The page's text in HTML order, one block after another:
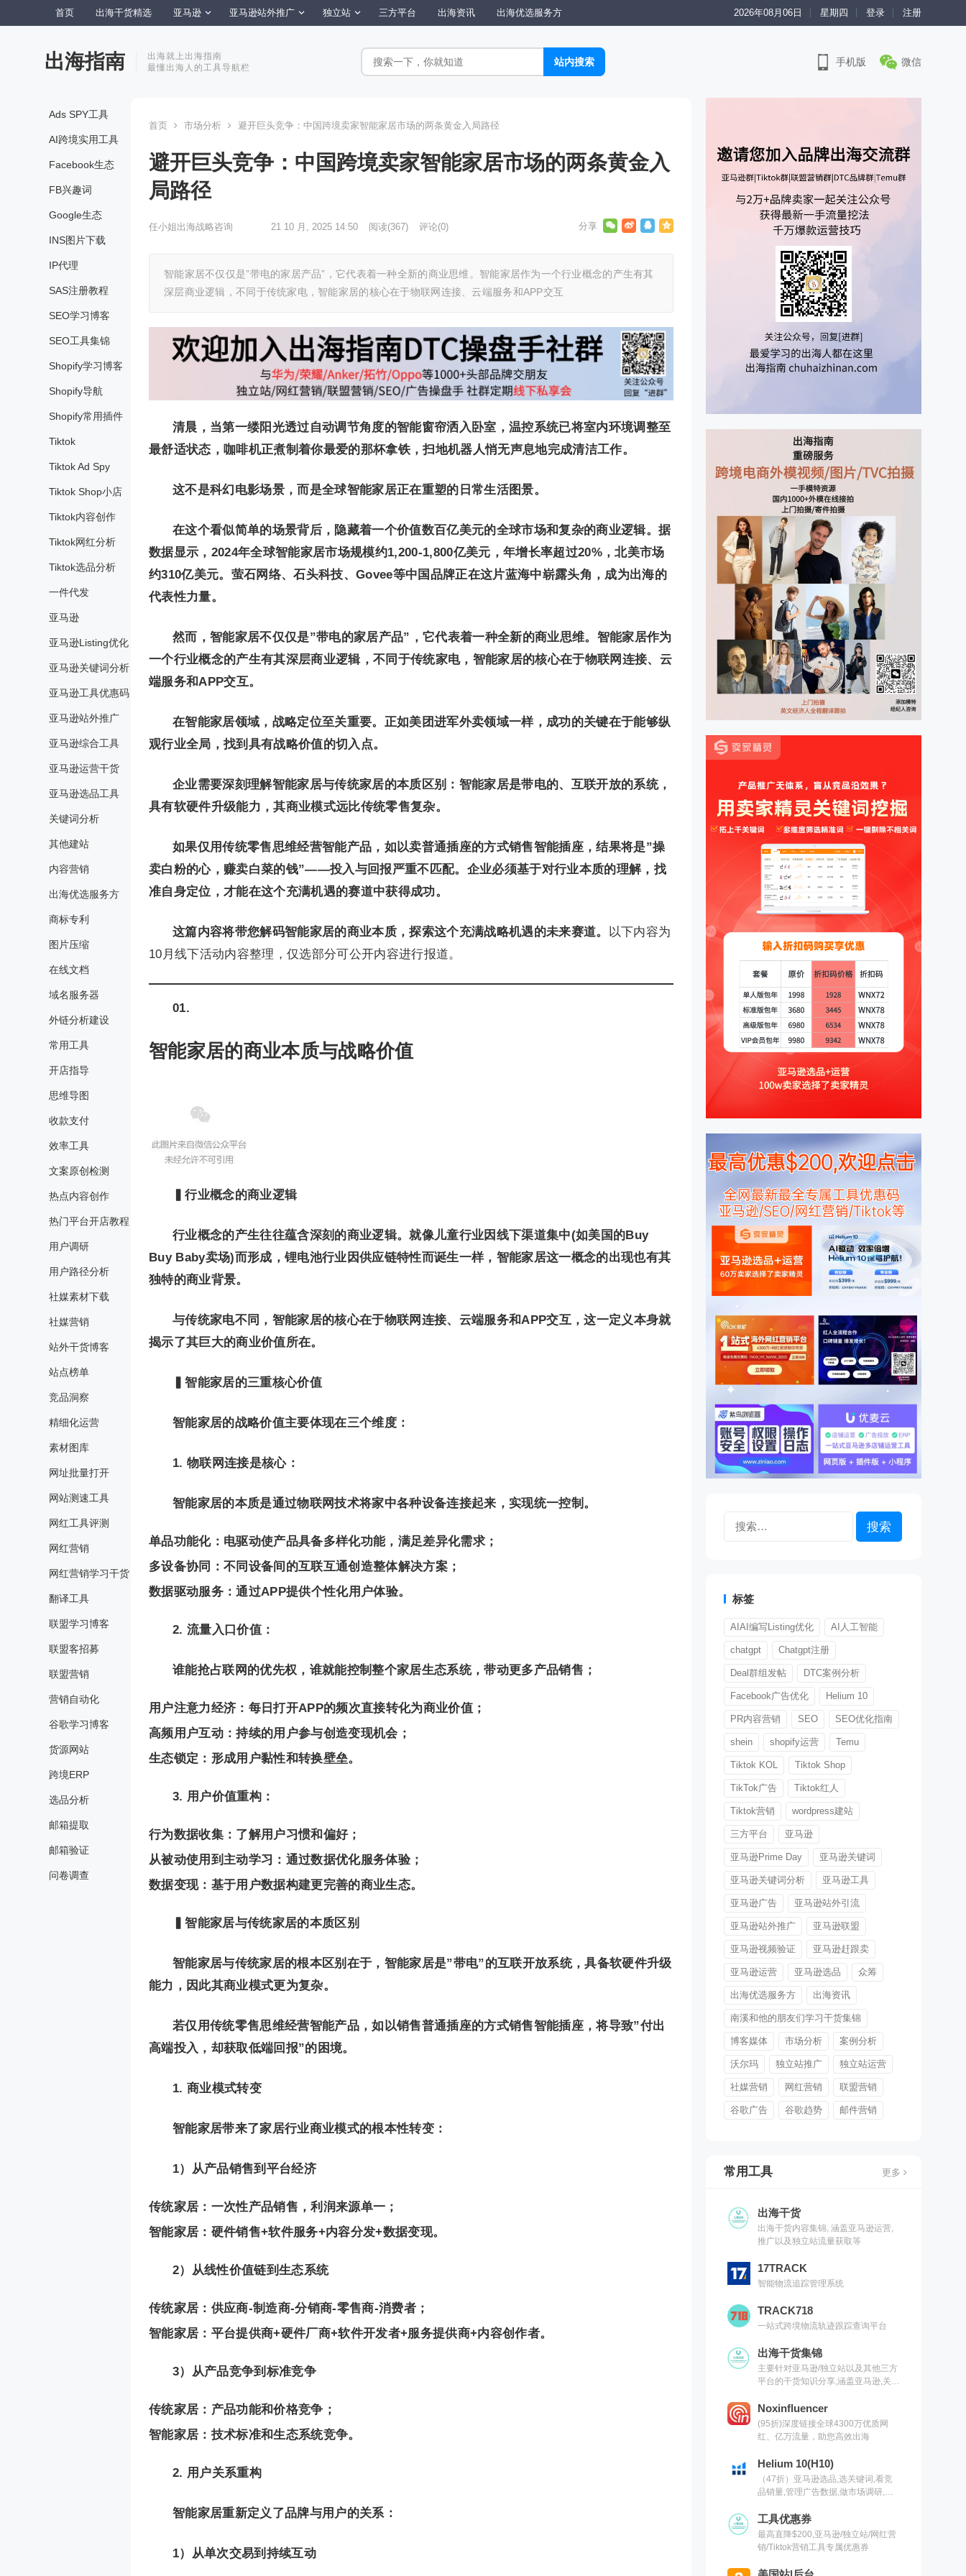
首页 出海干货精选 亚马逊 亚马逊站外推广 独立站 三方平台 出海资讯 出海优选服务方 2026年08月06日 星期四 登录 注册
出海指南
出海就上出海指南
最懂出海人的工具导航栏
手机版 微信
Ads SPY工具
AI跨境实用工具
Facebook生态
FB兴趣词
Google生态
INS图片下载
IP代理
SAS注册教程
SEO学习博客
SEO工具集锦
Shopify学习博客
Shopify导航
Shopify常用插件
Tiktok
Tiktok Ad Spy
Tiktok Shop小店
Tiktok内容创作
Tiktok网红分析
Tiktok选品分析
一件代发
亚马逊
亚马逊Listing优化
亚马逊关键词分析
亚马逊工具优惠码
亚马逊站外推广
亚马逊综合工具
亚马逊运营干货
亚马逊选品工具
关键词分析
其他建站
内容营销
出海优选服务方
商标专利
图片压缩
在线文档
域名服务器
外链分析建设
常用工具
开店指导
思维导图
收款支付
效率工具
文案原创检测
热点内容创作
热门平台开店教程
用户调研
用户路径分析
社媒素材下载
社媒营销
站外干货博客
站点榜单
竞品洞察
精细化运营
素材图库
网址批量打开
网站测速工具
网红工具评测
网红营销
网红营销学习干货
翻译工具
联盟学习博客
联盟客招募
联盟营销
营销自动化
谷歌学习博客
货源网站
跨境ERP
选品分析
邮箱提取
邮箱验证
问卷调查
首页 市场分析 避开巨头竞争：中国跨境卖家智能家居市场的两条黄金入局路径
避开巨头竞争：中国跨境卖家智能家居市场的两条黄金入
局路径
任小姐出海战略咨询 21 10 月, 2025 14:50 阅读(367) 评论(0)
智能家居不仅仅是”带电的家居产品”，它代表着一种全新的商业思维。智能家居作为一个行业概念的产生有其
深层商业逻辑，不同于传统家电，智能家居的核心在于物联网连接、云端服务和APP交互
清晨，当第一缕阳光透过自动调节角度的智能窗帘洒入卧室，温控系统已将室内环境调整至
最舒适状态，咖啡机正煮制着你最爱的那杯拿铁，扫地机器人悄无声息地完成清洁工作。
这不是科幻电影场景，而是全球智能家居正在重塑的日常生活图景。
在这个看似简单的场景背后，隐藏着一个价值数百亿美元的全球市场和复杂的商业逻辑。据
数据显示，2024年全球智能家居市场规模约1,200-1,800亿美元，年增长率超过20%，北美市场
约310亿美元。萤石网络、石头科技、Govee等中国品牌正在这片蓝海中崭露头角，成为出海的
代表性力量。
然而，智能家居不仅仅是”带电的家居产品”，它代表着一种全新的商业思维。 智能家居作为
一个行业概念的产生有其深层商业逻辑，不同于传统家电，智能家居的核心在于物联网连接、云
端服务和APP交互。
在智能家居领域，战略定位至关重要。正如美团进军外卖领域一样，成功的关键在于能够纵
观行业全局，找到具有战略价值的切入点。
企业需要深刻理解智能家居与传统家居的本质区别：智能家居是带电的、互联开放的系统，
具有软硬件升级能力，其商业模式远比传统零售复杂。
如果仅用传统零售思维经营智能产品，如以卖普通插座的方式销售智能插座，结果将是”操
卖白粉的心，赚卖白菜的钱”——投入与回报严重不匹配。企业必须基于对行业本质的理解，找
准自身定位，才能在这个充满机遇的赛道中获得成功。
这篇内容将带您解码智能家居的商业本质，探索这个充满战略机遇的未来赛道。
以下内容为
10月线下活动内容整理，仅选部分可公开内容进行报道。
01.
智能家居的商业本质与战略价值
▍行业概念的商业逻辑
行业概念的产生往往蕴含深刻的商业逻辑。就像儿童行业因线下渠道集中(如美国的Buy
Buy Baby卖场)而形成，锂电池行业因供应链特性而诞生一样，智能家居这一概念的出现也有其
独特的商业背景。
与传统家电不同，智能家居的核心在于物联网连接、云端服务和APP交互，这一定义本身就
揭示了其巨大的商业价值所在。
▍智能家居的三重核心价值
智能家居的战略价值主要体现在三个维度：
1. 物联网连接是核心：
智能家居的本质是通过物联网技术将家中各种设备连接起来，实现统一控制。
单品功能化：电驱动使产品具备多样化功能，满足差异化需求；
多设备协同：不同设备间的互联互通创造整体解决方案；
数据驱动服务：通过APP提供个性化用户体验。
2. 流量入口价值：
谁能抢占联网的优先权，谁就能控制整个家居生态系统，带动更多产品销售；
用户注意力经济：每日打开APP的频次直接转化为商业价值；
高频用户互动：持续的用户参与创造变现机会；
生态锁定：形成用户黏性和转换壁垒。
3. 用户价值重构：
行为数据收集：了解用户习惯和偏好；
从被动使用到主动学习：通过数据优化服务体验；
数据变现：基于用户数据构建更完善的商业生态。
▍智能家居与传统家居的本质区别
智能家居与传统家居的根本区别在于，智能家居是”带电”的互联开放系统，具备软硬件升级
能力，因此其商业模式更为复杂。
若仅用传统零售思维经营智能产品，如以销售普通插座的方式销售智能插座，将导致”付出
高端投入，却获取低端回报”的困境。
1. 商业模式转变
智能家居带来了家居行业商业模式的根本性转变：
1）从产品销售到平台经济
传统家居：一次性产品销售，利润来源单一；
智能家居：硬件销售+软件服务+内容分发+数据变现。
2）从线性价值链到生态系统
传统家居：供应商-制造商-分销商-零售商-消费者；
智能家居：平台提供商+硬件厂商+软件开发者+服务提供商+内容创作者。
3）从产品竞争到标准竞争
传统家居：产品功能和价格竞争；
智能家居：技术标准和生态系统竞争。
2. 用户关系重构
智能家居重新定义了品牌与用户的关系：
1）从单次交易到持续互动
标签
AIAI编写Listing优化 AI人工智能
chatgpt Chatgpt注册
Deal群组发帖 DTC案例分析
Facebook广告优化 Helium 10
PR内容营销 SEO SEO优化指南
shein shopify运营 Temu
Tiktok KOL Tiktok Shop
TikTok广告 Tiktok红人
Tiktok营销 wordpress建站
三方平台 亚马逊
亚马逊Prime Day 亚马逊关键词
亚马逊关键词分析 亚马逊工具
亚马逊广告 亚马逊站外引流
亚马逊站外推广 亚马逊联盟
亚马逊视频验证 亚马逊赶跟卖
亚马逊运营 亚马逊选品 众筹
出海优选服务方 出海资讯
南溪和他的朋友们学习干货集锦
博客媒体 市场分析 案例分析
沃尔玛 独立站推广 独立站运营
社媒营销 网红营销 联盟营销
谷歌广告 谷歌趋势 邮件营销
常用工具 更多
出海干货
出海干货内容集锦, 涵盖亚马逊运营,
推广以及独立站流量获取等
17TRACK
智能物流追踪管理系统
TRACK718
一站式跨境物流轨迹跟踪查询平台
出海干货集锦
主要针对亚马逊/独立站以及其他三方
平台的干货知识分享,涵盖亚马逊,关键
具以及出海干货集锦,欢迎关注
Noxinfluencer
(95折)深度链接全球4300万优质网
红、亿万流量，助您高效出海
Helium 10(H10)
（47折）亚马逊选品,选关键词,看竞
品销量,管理广告数据,做市场调研,有
工具优惠券
最高直降$200,亚马逊/独立站/网红营
销/Tiktok营销工具专属优惠券